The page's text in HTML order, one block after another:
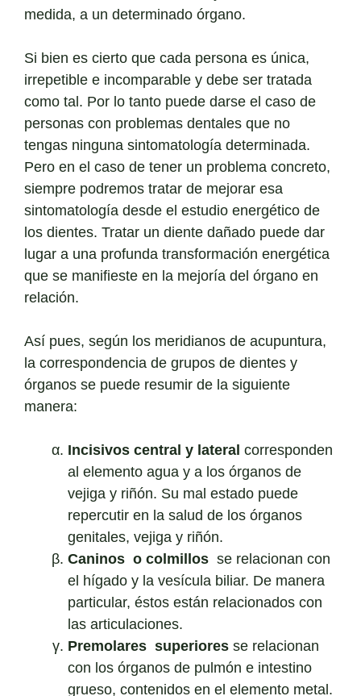
medida, a un determinado órgano.
Si bien es cierto que cada persona es única,
irrepetible e incomparable y debe ser tratada
como tal. Por lo tanto puede darse el caso de
personas con problemas dentales que no
tengas ninguna sintomatología determinada.
Pero en el caso de tener un problema concreto,
siempre podremos tratar de mejorar esa
sintomatología desde el estudio energético de
los dientes. Tratar un diente dañado puede dar
lugar a una profunda transformación energética
que se manifieste en la mejoría del órgano en
relación.
Así pues, según los meridianos de acupuntura,
la correspondencia de grupos de dientes y
órganos se puede resumir de la siguiente
manera:
Incisivos central y lateral corresponden
al elemento agua y a los órganos de
vejiga y riñón. Su mal estado puede
repercutir en la salud de los órganos
genitales, vejiga y riñón.
Caninos o colmillos se relacionan con
el hígado y la vesícula biliar. De manera
particular, éstos están relacionados con
las articulaciones.
Premolares superiores se relacionan
con los órganos de pulmón e intestino
grueso, contenidos en el elemento metal.